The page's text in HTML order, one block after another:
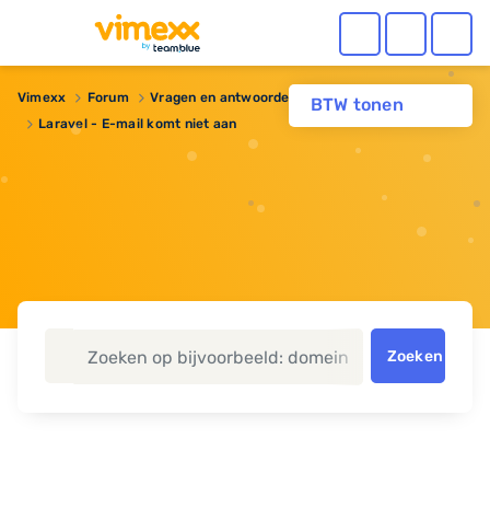
BTW tonen
Vimexx Forum
Vragen en antwoorden
Laravel - E-mail komt niet aan
Zoeken